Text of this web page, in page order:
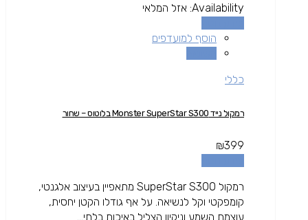
Availability: אזל המלאי
הוסף למועדפים
כללי
רמקול נייד Monster SuperStar S300 בלוטוס – שחור
₪399
רמקול SuperStar S300 מתאפיין בעיצוב אלגנטי,
קומפקטי וקל לנשיאה. על אף גודלו הקטן יחסית,
עוצמת השמע וניקיון הצליל באיכות בלתי...